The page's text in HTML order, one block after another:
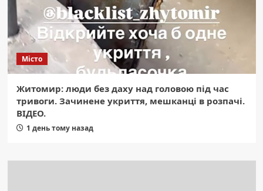
Місто
Житомир: люди без даху над головою під час
тривоги. Зачинене укриття, мешканці в розпачі.
ВІДЕО.
1 день тому назад